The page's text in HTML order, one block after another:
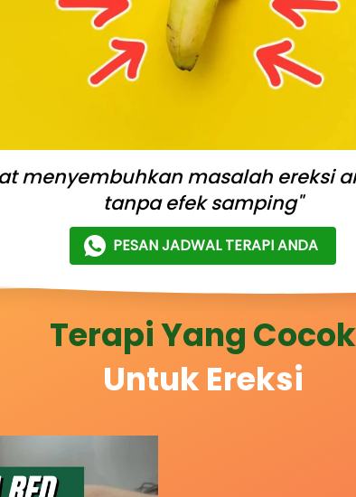
menyembuhkan masalah ereksi
tanpa efek samping"
` PESAN JADWAL TERAPI ANDA
Terapi Yang Cocok
Untuk Ereksi